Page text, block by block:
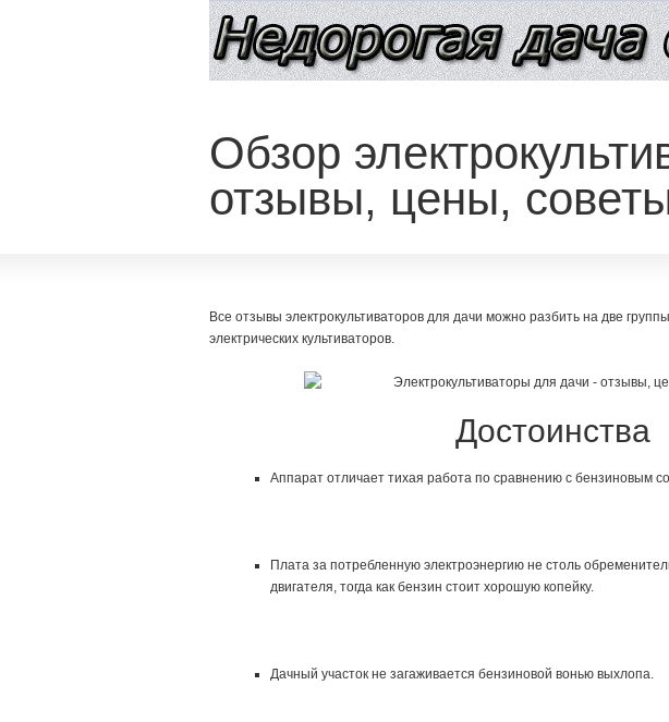
Обзор
отзывы, цены,
Все отзывы электрокультиваторов для дачи можно разбить на две
электрических культиваторов.
Достоинства
Аппарат отличает тихая работа по сравнению с бензиновым
Плата за потребленную электроэнергию не столь
двигателя, тогда как бензин стоит хорошую копейку.
Дачный участок не загаживается бензиновой вонью выхлопа.